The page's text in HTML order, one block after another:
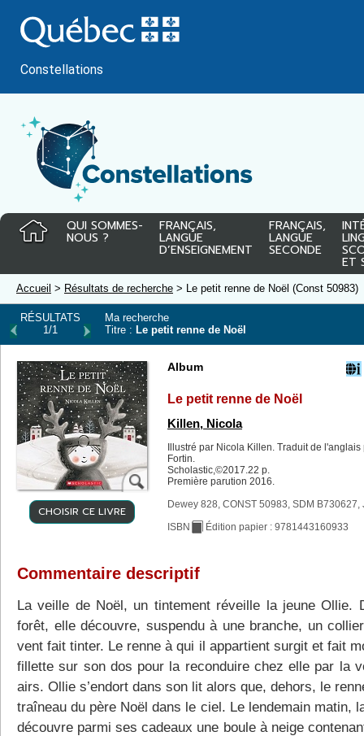
au
contenu
Constellations
QUI SOMMES-
NOUS ?
FRANÇAIS,
LANGUE
D’ENSEIGNEMENT
FRANÇAIS,
LANGUE
SECONDE
ET
Accueil > Résultats de recherche > Le petit renne de Noël (Const 50983)
RÉSULTATS
1/1
Ma recherche
Titre : Le petit renne de Noël
CHOISIR CE LIVRE
Album
Le petit renne de Noël
Killen, Nicola
Illustré par Nicola Killen. Traduit de
Fortin.
Scholastic,©2017.22 p.
Première parution 2016.
Dewey 828, CONST 50983, SDM B730627,
ISBN Édition papier : 9781443160933
Commentaire descriptif
La veille de Noël, un tintement réveille la jeune Ollie.
forêt, elle découvre, suspendu à une branche, un
vent fait tinter. Le renne à qui il appartient surgit et fait
fillette sur son dos pour la reconduire chez elle par la
airs. Ollie s’endort dans son lit alors que, dehors, le
traîneau du père Noël dans le ciel. Le lendemain matin,
découvre parmi ses cadeaux une boule à neige